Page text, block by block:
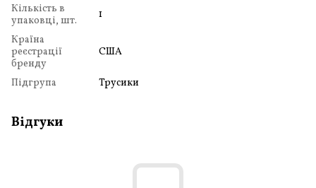
Кількість в
упаковці, шт.
1
Країна
реєстрації
бренду
США
Підгрупа Трусики
Відгуки